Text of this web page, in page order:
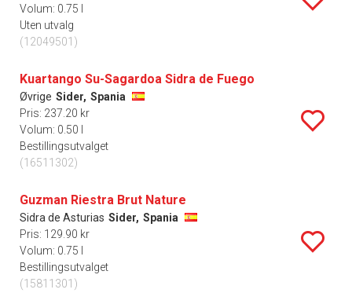
Volum: 0.75 l
Uten utvalg
(12049501)
Kuartango Su-Sagardoa Sidra de Fuego
Øvrige Sider, Spania
Pris: 237.20 kr
Volum: 0.50 l
Bestillingsutvalget
(16511302)
Guzman Riestra Brut Nature
Sidra de Asturias Sider, Spania
Pris: 129.90 kr
Volum: 0.75 l
Bestillingsutvalget
(15811301)